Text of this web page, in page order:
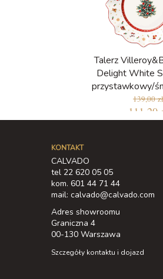
Talerz
Delight White
przystawkowy/
139,00 zł
111,20
KONTAKT
CALVADO
tel 22 620 05 05
kom. 601 44 71 44
mail: calvado@calvado.com
Adres showroomu
Graniczna 4
00-130 Warszawa
Szczegóły kontaktu i dojazd